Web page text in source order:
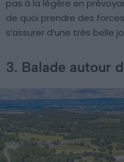
pas à la légère en
de quoi prendre des
s’assurer d’une très belle
3. Balade autour